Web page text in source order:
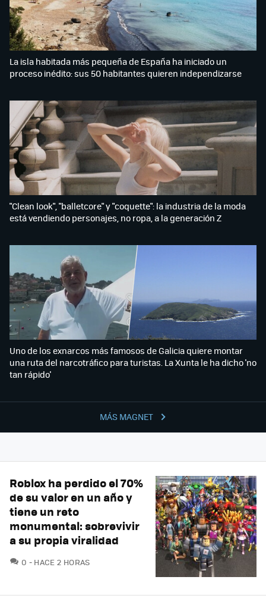
MÁS MAGNET
La isla habitada más pequeña de España ha iniciado un
proceso inédito: sus 50 habitantes quieren independizarse
"Clean look", "balletcore" y "coquette": la industria de la moda
está vendiendo personajes, no ropa, a la generación Z
Uno de los exnarcos más famosos de Galicia quiere montar
una ruta del narcotráfico para turistas. La Xunta le ha dicho 'no
tan rápido'
Roblox ha perdido el 70%
de su valor en un año y
tiene un reto
monumental: sobrevivir
a su propia viralidad
0 COMENTARIOS
HACE 2 HORAS